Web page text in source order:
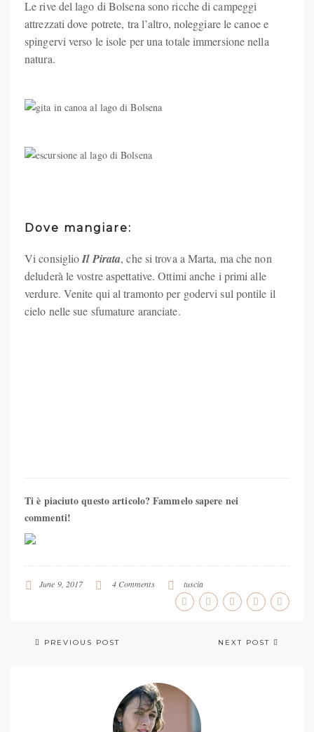
Le rive del lago di Bolsena sono ricche di campeggi
attrezzati dove potrete, tra l’altro, noleggiare le canoe e
spingervi verso le isole per una totale immersione nella
natura.
Dove mangiare:
Vi consiglioIl Pirata, che si trova a Marta, ma che non
deluderà le vostre aspettative. Ottimi anche i primi alle
verdure. Venite qui al tramonto per godervi sul pontile il
cielo nelle sue sfumature aranciate.
Ti è piaciuto questo articolo? Fammelo sapere nei
commenti!
June 9, 2017 4 Comments tuscia
PREVIOUS POST NEXT POST